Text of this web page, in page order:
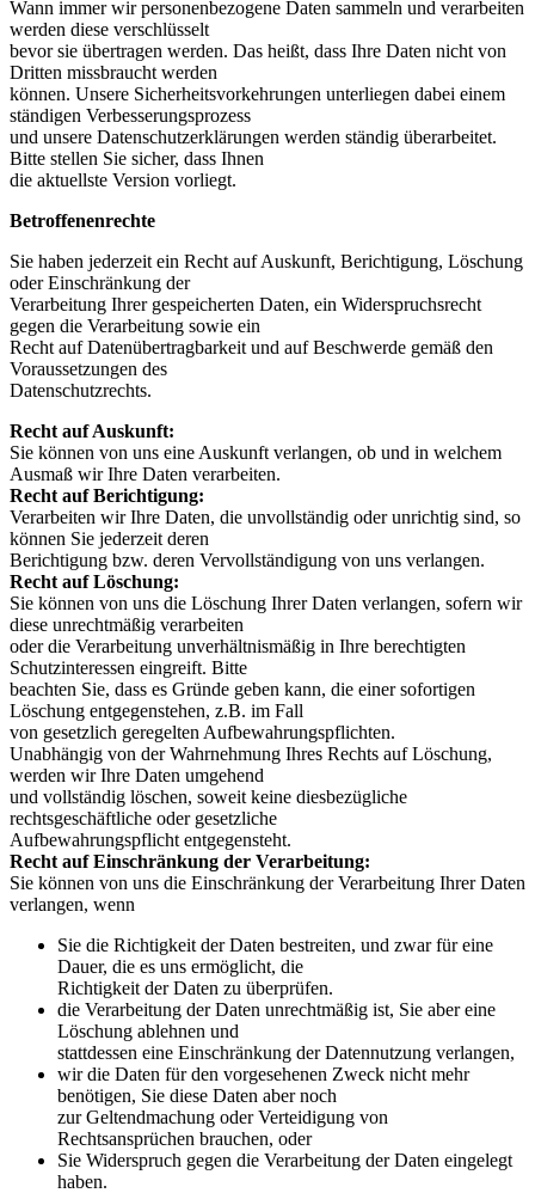
Wann immer wir personenbezogene Daten sammeln und verarbeiten
werden diese verschlüsselt
bevor sie übertragen werden. Das heißt, dass Ihre Daten nicht von
Dritten missbraucht werden
können. Unsere Sicherheitsvorkehrungen unterliegen dabei einem
ständigen Verbesserungsprozess
und unsere Datenschutzerklärungen werden ständig überarbeitet.
Bitte stellen Sie sicher, dass Ihnen
die aktuellste Version vorliegt.
Betroffenenrechte
Sie haben jederzeit ein Recht auf Auskunft, Berichtigung, Löschung
oder Einschränkung der
Verarbeitung Ihrer gespeicherten Daten, ein Widerspruchsrecht
gegen die Verarbeitung sowie ein
Recht auf Datenübertragbarkeit und auf Beschwerde gemäß den
Voraussetzungen des
Datenschutzrechts.
Recht auf Auskunft:
Sie können von uns eine Auskunft verlangen, ob und in welchem
Ausmaß wir Ihre Daten verarbeiten.
Recht auf Berichtigung:
Verarbeiten wir Ihre Daten, die unvollständig oder unrichtig sind, so
können Sie jederzeit deren
Berichtigung bzw. deren Vervollständigung von uns verlangen.
Recht auf Löschung:
Sie können von uns die Löschung Ihrer Daten verlangen, sofern wir
diese unrechtmäßig verarbeiten
oder die Verarbeitung unverhältnismäßig in Ihre berechtigten
Schutzinteressen eingreift. Bitte
beachten Sie, dass es Gründe geben kann, die einer sofortigen
Löschung entgegenstehen, z.B. im Fall
von gesetzlich geregelten Aufbewahrungspflichten.
Unabhängig von der Wahrnehmung Ihres Rechts auf Löschung,
werden wir Ihre Daten umgehend
und vollständig löschen, soweit keine diesbezügliche
rechtsgeschäftliche oder gesetzliche
Aufbewahrungspflicht entgegensteht.
Recht auf Einschränkung der Verarbeitung:
Sie können von uns die Einschränkung der Verarbeitung Ihrer Daten
verlangen, wenn
Sie die Richtigkeit der Daten bestreiten, und zwar für eine
Dauer, die es uns ermöglicht, die
Richtigkeit der Daten zu überprüfen.
die Verarbeitung der Daten unrechtmäßig ist, Sie aber eine
Löschung ablehnen und
stattdessen eine Einschränkung der Datennutzung verlangen,
wir die Daten für den vorgesehenen Zweck nicht mehr
benötigen, Sie diese Daten aber noch
zur Geltendmachung oder Verteidigung von
Rechtsansprüchen brauchen, oder
Sie Widerspruch gegen die Verarbeitung der Daten eingelegt
haben.